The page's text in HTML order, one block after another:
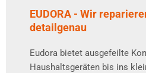
EUDORA - Wir
detailgenau
Eudora bietet ausgefeilte
Haushaltsgeräten bis ins